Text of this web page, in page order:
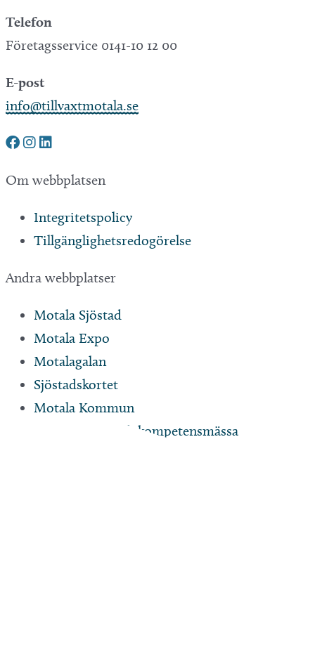
Telefon
Företagsservice 0141-10 12 00
E-post
info@tillvaxtmotala.se
Om webbplatsen
Integritetspolicy
Tillgänglighetsredogörelse
Andra webbplatser
Motala Sjöstad
Motala Expo
Motalagalan
Sjöstadskortet
Motala Kommun
Motala jobb- och kompetensmässa